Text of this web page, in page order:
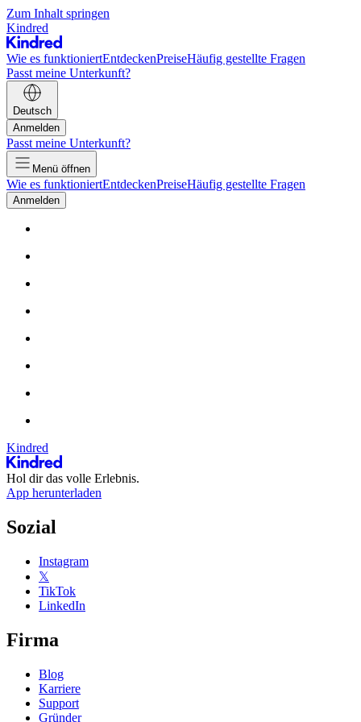
Zum Inhalt springen
Kindred
Wie es funktioniertEntdeckenPreiseHäufig gestellte Fragen
Passt meine Unterkunft?
Deutsch
Anmelden
Passt meine Unterkunft?
Menü öffnen
Wie es funktioniertEntdeckenPreiseHäufig gestellte Fragen
Anmelden
Kindred
Hol dir das volle Erlebnis.
App herunterladen
Sozial
Instagram
𝕏
TikTok
LinkedIn
Firma
Blog
Karriere
Support
Gründer